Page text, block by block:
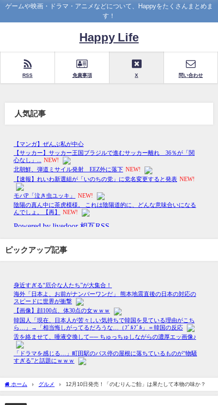
ゲームや映画・ドラマ・アニメなどについて、Happyをたくさんまとめま
す！
Happy Life
RSS 免責事項 X 問い合わせ
人気記事
ピックアップ記事
ホーム グルメ 12月10日発売！「のむりんご飴」は果たして本物の味か？